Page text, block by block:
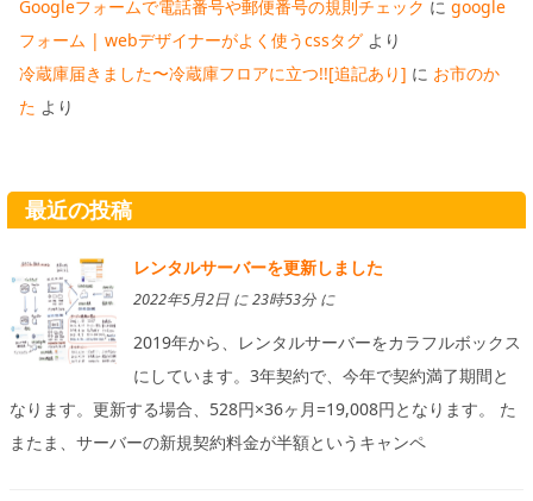
Googleフォームで電話番号や郵便番号の規則チェック に google
フォーム | webデザイナーがよく使うcssタグ より
冷蔵庫届きました〜冷蔵庫フロアに立つ!![追記あり] に お市のか
た より
最近の投稿
レンタルサーバーを更新しました
2022年5月2日 に 23時53分 に
2019年から、レンタルサーバーをカラフルボックス
にしています。3年契約で、今年で契約満了期間と
なります。更新する場合、528円×36ヶ月=19,008円となります。 た
またま、サーバーの新規契約料金が半額というキャンペ